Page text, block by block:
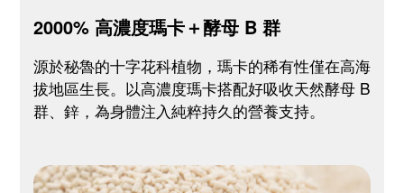
2000% 高濃度瑪卡＋酵母 B 群
源於秘魯的十字花科植物，瑪卡的稀有性僅在高海
拔地區生長。以高濃度瑪卡搭配好吸收天然酵母 B
群、鋅，為身體注入純粹持久的營養支持。